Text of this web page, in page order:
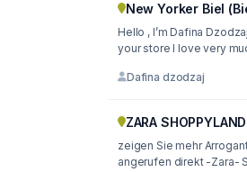
New Yorker Biel
Hello , I’m Dafina Dzodzaj , iam very
your store I
Dafina dzodzaj
ZARA SHOPPYLAND
zeigen Sie mehr Arrogant und